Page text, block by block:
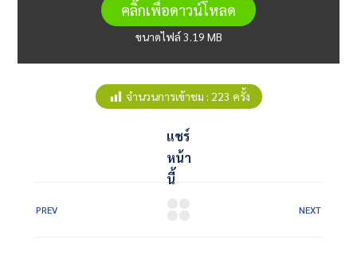
คลิ๊กเพื่อดาวน์โหลด
ขนาดไฟล์ 3.19 MB
จำนวนการเข้าชม : 223 ครั้ง
แชร์
หน้า
นี้
PREV NEXT